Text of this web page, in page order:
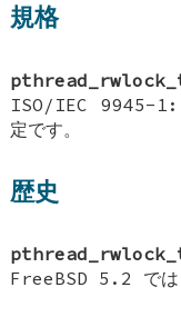
規格
ISO/IEC 9945-
定です。
歴史
FreeBSD 5.2
で